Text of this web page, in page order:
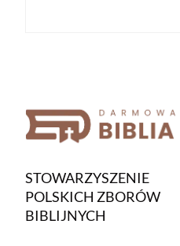
STOWARZYSZENIE
POLSKICH ZBORÓW
BIBLIJNYCH